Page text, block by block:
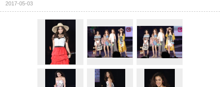
2017-05-03